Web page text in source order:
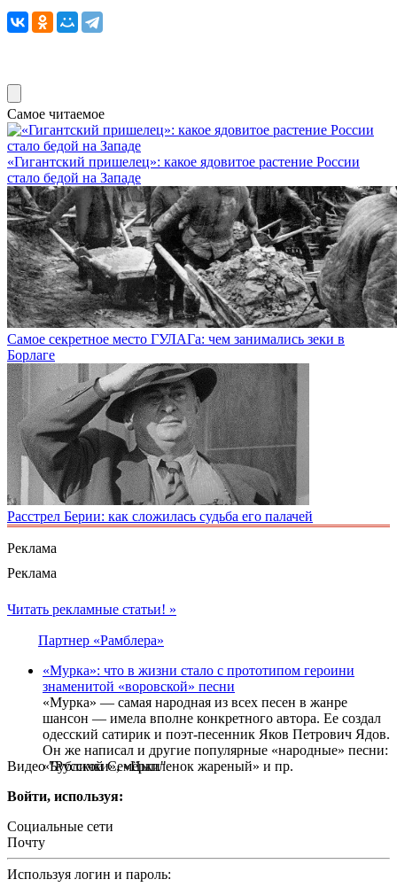
Самое читаемое
«Гигантский пришелец»: какое ядовитое растение России
стало бедой на Западе
Самое секретное место ГУЛАГа: чем занимались зеки в
Борлаге
Раcстрел Берии: как сложилась судьба его палачей
Реклама
Реклама
Видео "Русской Семёрки"
Читать рекламные статьи! »
Партнер «Рамблера»
«Мурка»: что в жизни стало с прототипом героини
знаменитой «воровской» песни
«Мурка» — самая народная из всех песен в жанре
шансон — имела вполне конкретного автора. Ее создал
одесский сатирик и поэт-песенник Яков Петрович Ядов.
Он же написал и другие популярные «народные» песни:
«Бублички», «Цыпленок жареный» и пр.
Войти, используя:
Социальные сети
Почту
Используя логин и пароль: